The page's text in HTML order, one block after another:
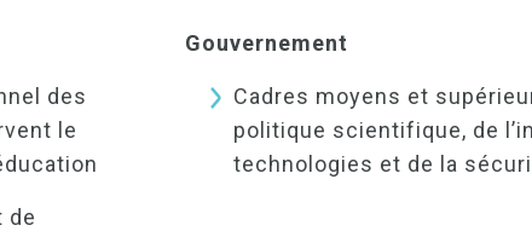
des
le
de
Gouvernement
Cadres moyens et
politique scientifique, de
technologies et de la